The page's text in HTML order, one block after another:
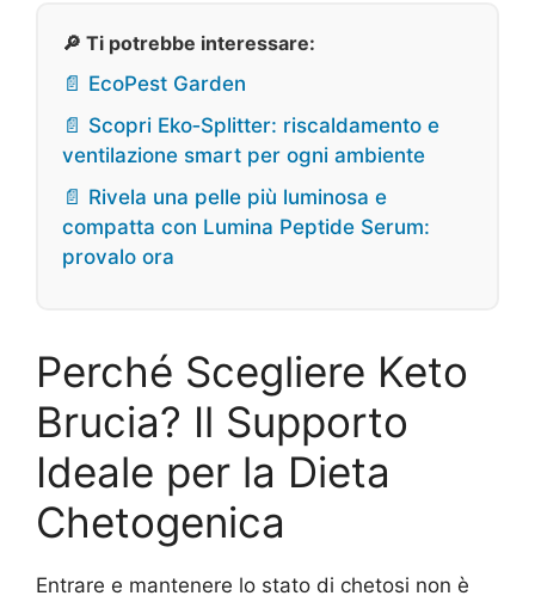
🔎 Ti potrebbe interessare:
📄 EcoPest Garden
📄 Scopri Eko‑Splitter: riscaldamento e
ventilazione smart per ogni ambiente
📄 Rivela una pelle più luminosa e
compatta con Lumina Peptide Serum:
provalo ora
Perché Scegliere Keto
Brucia? Il Supporto
Ideale per la Dieta
Chetogenica
Entrare e mantenere lo stato di chetosi non è